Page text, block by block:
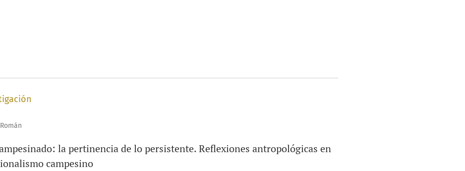
la pertinencia de lo persistente. Reflexiones antropológicas en
campesino